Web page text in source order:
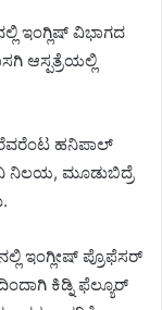
ಇಂಗ್ಲಿಷ್ ವಿಭಾಗದ
ಆಸ್ಪತ್ರೆಯಲ್ಲಿ
ಹನಿಪಾಲ್
ನಿಲಯ, ಮೂಡುಬಿದ್ರೆ
ಇಂಗ್ಲೀಷ್ ಪ್ರೊಫೆಸರ್
ಕಿಡ್ನಿ ಫೆಲ್ಯೂರ್